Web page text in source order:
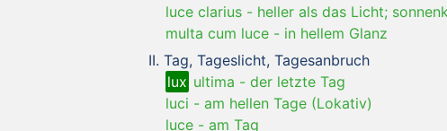
luce clarius - heller als das Licht;
multa cum luce - in hellem Glanz
Tag, Tageslicht, Tagesanbruch
lux ultima - der letzte Tag
luci - am hellen Tage (Lokativ)
luce - am Tag